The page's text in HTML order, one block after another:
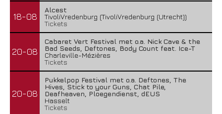
18-08
Alcest
TivoliVredenburg (TivoliVredenburg (Utrecht))
Tickets
20-08
Cabaret Vert Festival met o.a. Nick Cave & the
Bad Seeds, Deftones, Body Count feat. Ice-T
Charleville-Mézières
Tickets
20-08
Pukkelpop Festival met o.a. Deftones, The
Hives, Stick to your Guns, Chat Pile,
Deafheaven, Ploegendienst, dEUS
Hasselt
Tickets